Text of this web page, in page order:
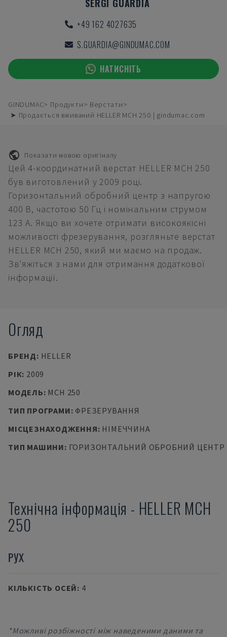
SERGI GUARDIA
+49 162 4027635
S.GUARDIA@GINDUMAC.COM
НАТИСНІТЬ
GINDUMAC Продукти
Верстати
➤ Продається вживаний HELLER MCH 250 | gindumac.com
Показати мовою оригіналу
Цей 4-координатний верстат HELLER MCH 250
був виготовлений у 2009 році.
Горизонтальний обробний центр з напругою
400 В, частотою 50 Гц і номінальним струмом
123 А. Якщо ви хочете отримати високоякісні
можливості фрезерування, розгляньте верстат
HELLER MCH 250, який ми маємо на продаж.
Зв'яжіться з нами для отримання додаткової
інформації.
Огляд
БРЕНД: HELLER
РІК: 2009
МОДЕЛЬ: MCH 250
ТИП ПРОГРАМИ: ФРЕЗЕРУВАННЯ
МІСЦЕЗНАХОДЖЕННЯ: НІМЕЧЧИНА
ТИП МАШИНИ: ГОРИЗОНТАЛЬНИЙ ОБРОБНИЙ ЦЕНТР
Технічна інформація - HELLER MCH
250
РУХ
КІЛЬКІСТЬ ОСЕЙ: 4
*Можливі розбіжності між наведеними даними та